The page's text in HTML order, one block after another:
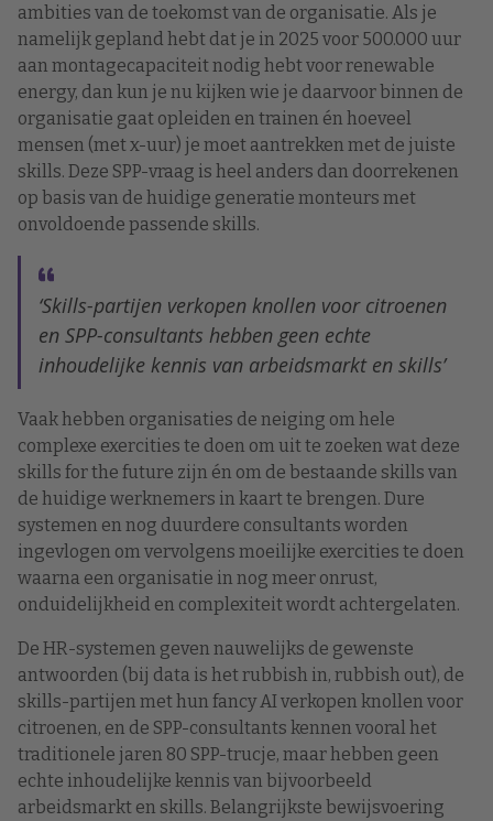
ambities van de toekomst van de organisatie. Als je
namelijk gepland hebt dat je in 2025 voor 500.000 uur
aan montagecapaciteit nodig hebt voor renewable
energy, dan kun je nu kijken wie je daarvoor binnen de
organisatie gaat opleiden en trainen én hoeveel
mensen (met x-uur) je moet aantrekken met de juiste
skills. Deze SPP-vraag is heel anders dan doorrekenen
op basis van de huidige generatie monteurs met
onvoldoende passende skills.
‘Skills-partijen verkopen knollen voor citroenen
en SPP-consultants hebben geen echte
inhoudelijke kennis van arbeidsmarkt en skills’
Vaak hebben organisaties de neiging om hele
complexe exercities te doen om uit te zoeken wat deze
skills for the future zijn én om de bestaande skills van
de huidige werknemers in kaart te brengen. Dure
systemen en nog duurdere consultants worden
ingevlogen om vervolgens moeilijke exercities te doen
waarna een organisatie in nog meer onrust,
onduidelijkheid en complexiteit wordt achtergelaten.
De HR-systemen geven nauwelijks de gewenste
antwoorden (bij data is het rubbish in, rubbish out), de
skills-partijen met hun fancy AI verkopen knollen voor
citroenen, en de SPP-consultants kennen vooral het
traditionele jaren 80 SPP-trucje, maar hebben geen
echte inhoudelijke kennis van bijvoorbeeld
arbeidsmarkt en skills. Belangrijkste bewijsvoering